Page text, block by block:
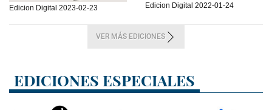
Edicion Digital 2023-02-23 Edicion Digital 2022-01-24
VER MÁS EDICIONES
EDICIONES ESPECIALES